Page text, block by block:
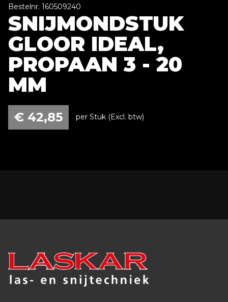
Bestelnr. 160509240
SNIJMONDSTUK
GLOOR IDEAL,
PROPAAN 3 - 20
MM
€ 42,85 per Stuk (Excl. btw)